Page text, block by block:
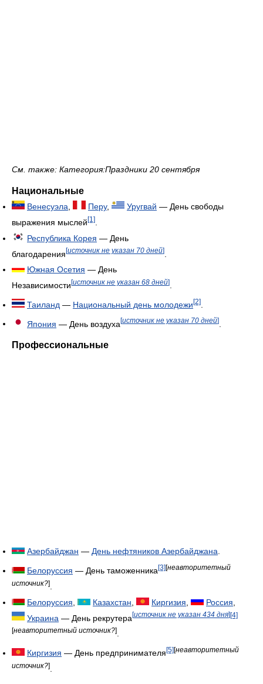
См. также: Категория:Праздники 20 сентября
Национальные
Венесуэла Перу, Уругвай — День свободы
выражения мыслей[1]
Республика Корея — День
благодарения [источник не указан 70 дней]
Южная Осетия — День
Независимости [источник не указан 68 дней]
Таиланд — Национальный день молодежи[2]
Япония — День воздуха [источник не указан 70 дней]
Профессиональные
Азербайджан — День нефтяников Азербайджана.
Белоруссия — День таможенника [3][неавторитетный
источник?]
Белоруссия
Казахстан Киргизия Россия
Украина — День рекрутера [источник не указан 434 дня][4]
[неавторитетный источник?]
Киргизия — День предпринимателя[5][неавторитетный
источник?]